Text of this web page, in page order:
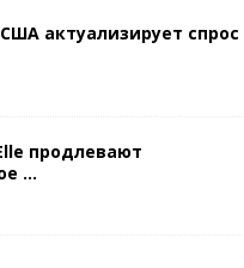
актуализирует спрос
продлевают
...